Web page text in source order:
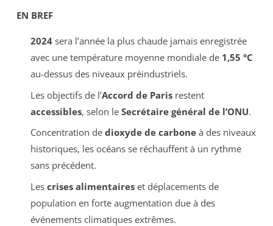
EN BREF
2024sera l’année la plus chaude jamais enregistrée
avec une température moyenne mondiale de 1,55 °C
au-dessus des niveaux préindustriels.
Les objectifs de l’Accord de Parisrestent
accessibles, selon le Secrétaire général de l’ONU.
Concentration de dioxyde de carboneà des niveaux
historiques, les océans se réchauffent à un rythme
sans précédent.
Les crises alimentaireset déplacements de
population en forte augmentation due à des
événements climatiques extrêmes.